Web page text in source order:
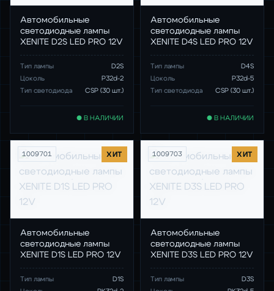
Автомобильные
светодиодные лампы
XENITE D2S LED PRO 12V
Тип лампы
D2S
Цоколь
P32d-2
Тип светодиода
CSP (30 шт.)
● В НАЛИЧИИ
Автомобильные
светодиодные лампы
XENITE D4S LED PRO 12V
Тип лампы
D4S
Цоколь
P32d-5
Тип светодиода
CSP (30 шт.)
● В НАЛИЧИИ
1009701 ХИТ
Автомобильные
светодиодные лампы
XENITE D1S LED PRO 12V
Тип лампы
D1S
1009703 ХИТ
Автомобильные
светодиодные лампы
XENITE D3S LED PRO 12V
Тип лампы
D3S